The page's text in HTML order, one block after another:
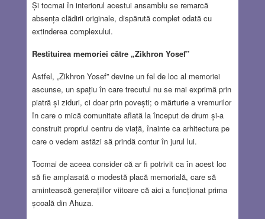
Și tocmai în interiorul acestui ansamblu se remarcă
absența clădirii originale, dispărută complet odată cu
extinderea complexului.
Restituirea memoriei către „Zikhron Yosef”
Astfel, „Zikhron Yosef” devine un fel de loc al memoriei
ascunse, un spațiu în care trecutul nu se mai exprimă prin
piatră și ziduri, ci doar prin povești; o mărturie a vremurilor
în care o mică comunitate aflată la început de drum și-a
construit propriul centru de viață, înainte ca arhitectura pe
care o vedem astăzi să prindă contur în jurul lui.
Tocmai de aceea consider că ar fi potrivit ca în acest loc
să fie amplasată o modestă placă memorială, care să
amintească generațiilor viitoare că aici a funcționat prima
școală din Ahuza.